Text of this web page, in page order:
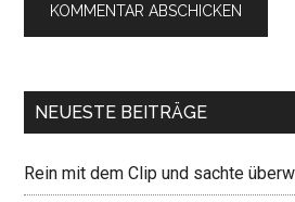
NEUESTE BEITRÄGE
Rein mit dem Clip und sachte